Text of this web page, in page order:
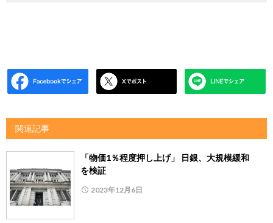
関連記事
「物価1％程度押し上げ」 日銀、大規模緩和
を検証
2023年12月6日